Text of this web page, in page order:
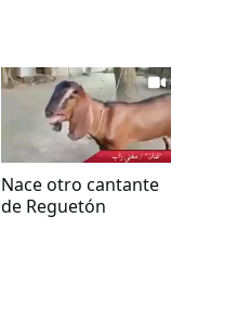
Nace otro cantante
de Reguetón